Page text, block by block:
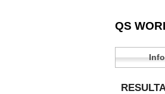
QS